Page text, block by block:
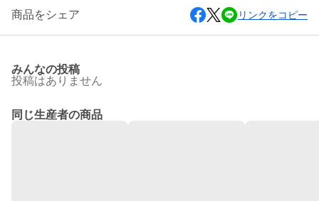
商品をシェア リンクをコピー
みんなの投稿
投稿はありません
同じ生産者の商品